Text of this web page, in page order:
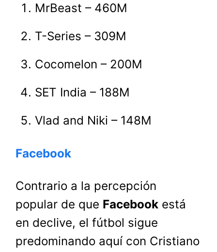
MrBeast – 460M
T-Series – 309M
Cocomelon – 200M
SET India – 188M
Vlad and Niki – 148M
Facebook
Contrario a la percepción
popular de que Facebook está
en declive, el fútbol sigue
predominando aquí con Cristiano